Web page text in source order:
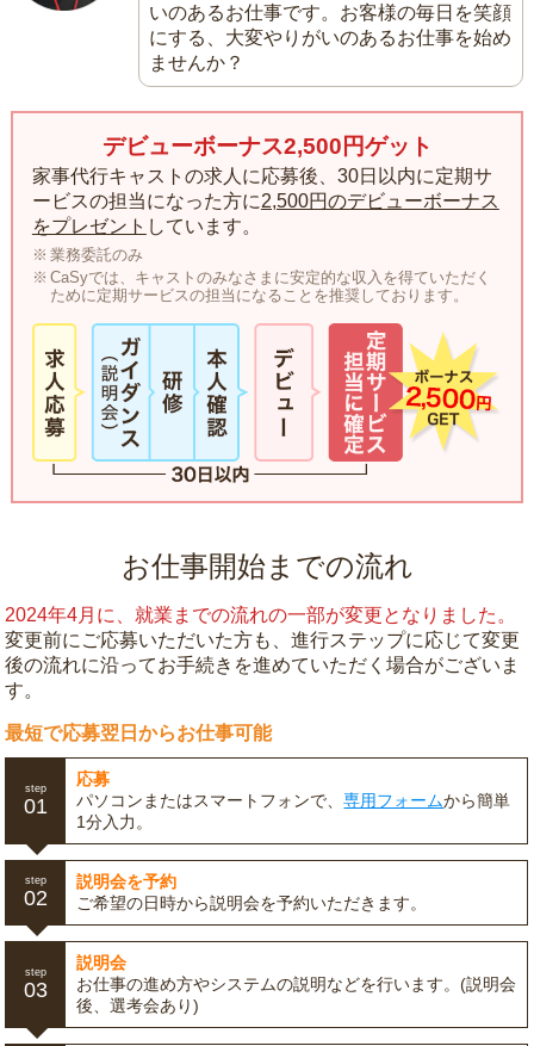
いのあるお仕事です。お客様の毎日を笑顔
にする、大変やりがいのあるお仕事を始め
ませんか？
デビューボーナス2,500円ゲット
家事代行キャストの求人に応募後、30日以内に定期サ
ービスの担当になった方に2,500円のデビューボーナス
をプレゼント しています。
業務委託のみ
CaSyでは、キャストのみなさまに安定的な収入を得ていただく
ために定期サービスの担当になることを推奨しております。
お仕事開始までの流れ
2024年4月に、就業までの流れの一部が変更となりました。
変更前にご応募いただいた方も、進行ステップに応じて変更
後の流れに沿ってお手続きを進めていただく場合がございま
す。
最短で応募翌日からお仕事可能
step
01
応募
パソコンまたはスマートフォンで、専用フォームから簡単
1分入力。
step
02
説明会を予約
ご希望の日時から説明会を予約いただきます。
step
03
説明会
お仕事の進め方やシステムの説明などを行います。(説明会
後、選考会あり)